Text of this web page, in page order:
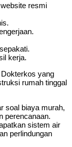
resmi
kerja.
yang
rumah tinggal
soal biaya murah,
perencanaan.
sistem air
perlindungan